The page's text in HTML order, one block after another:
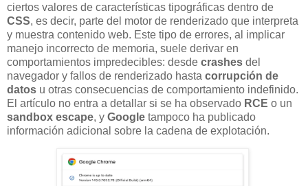
ciertos valores de características tipográficas dentro de
CSS, es decir, parte del motor de renderizado que interpreta
y muestra contenido web. Este tipo de errores, al implicar
manejo incorrecto de memoria, suele derivar en
comportamientos impredecibles: desde crashes del
navegador y fallos de renderizado hasta corrupción de
datos u otras consecuencias de comportamiento indefinido.
El artículo no entra a detallar si se ha observado RCE o un
sandbox escape, y Google tampoco ha publicado
información adicional sobre la cadena de explotación.